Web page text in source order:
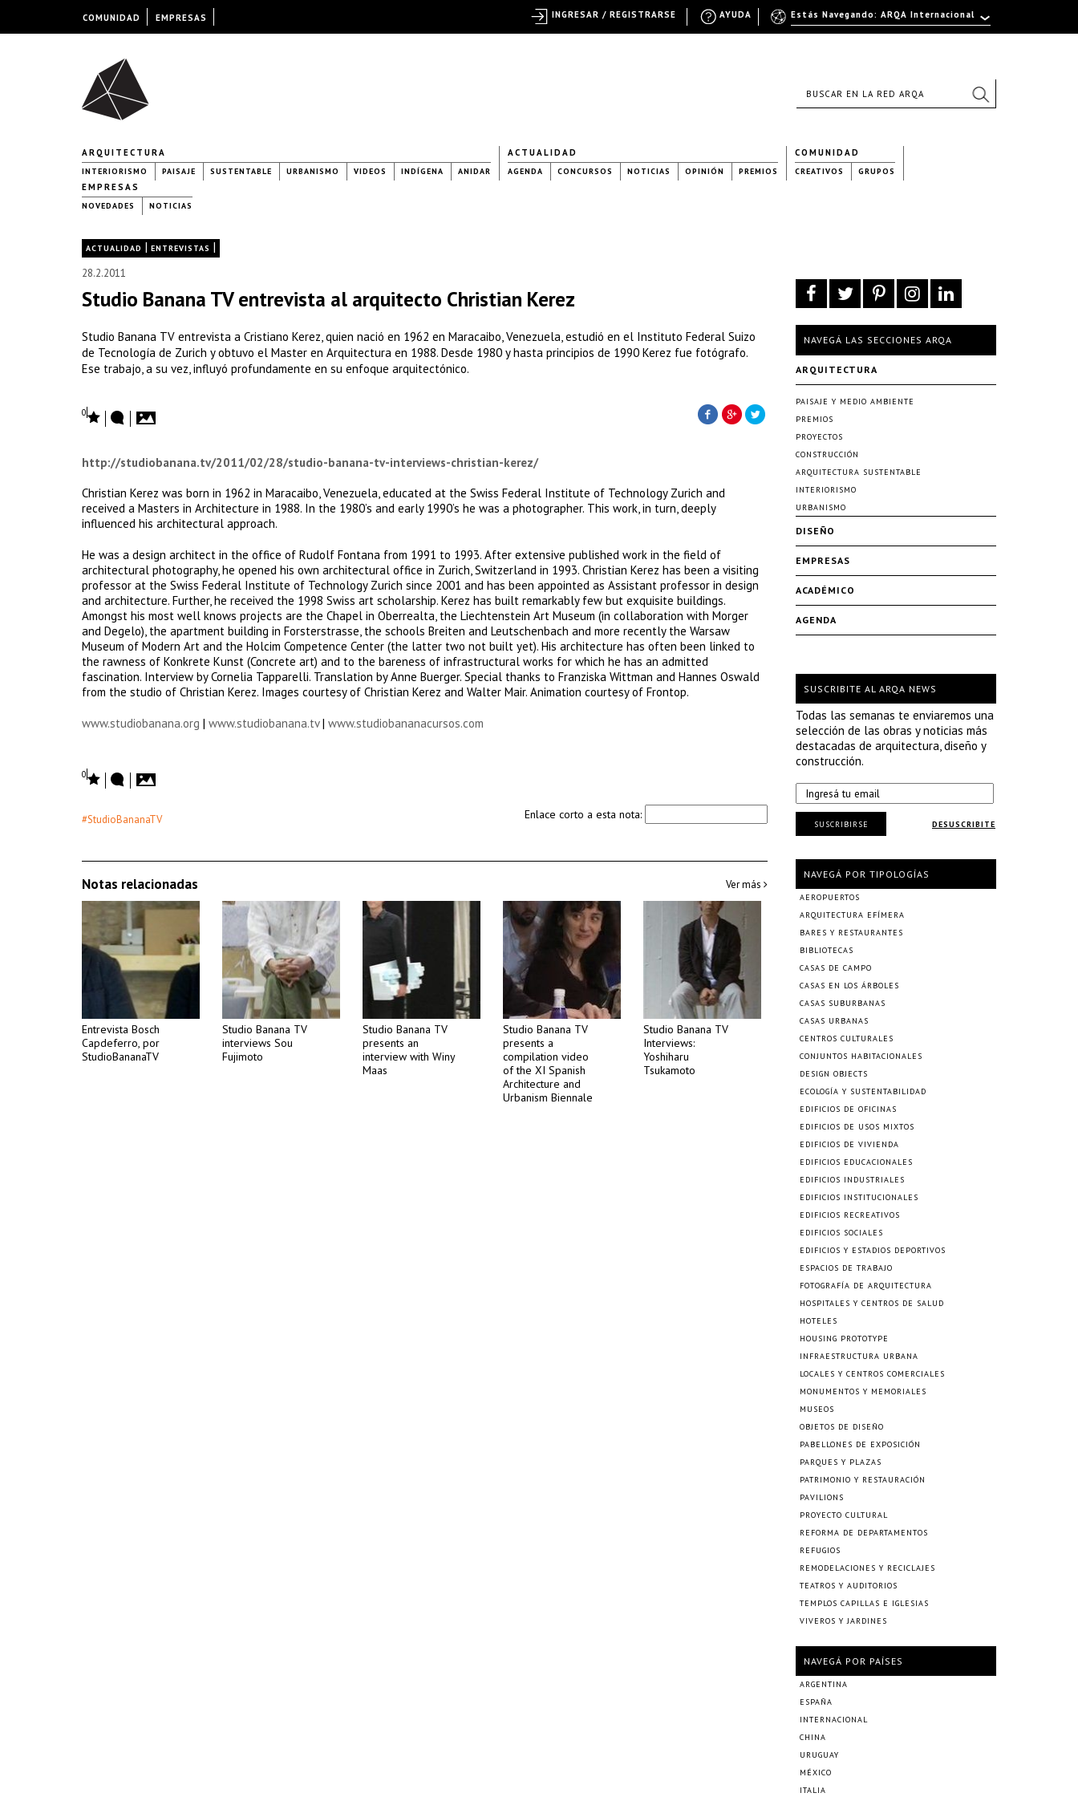
ARQUITECTURA
INTERIORISMO PAISAJE SUSTENTABLE URBANISMO VIDEOS INDÍGENA ANIDAR
ACTUALIDAD
AGENDA CONCURSOS NOTICIAS OPINIÓN PREMIOS
COMUNIDAD
CREATIVOS GRUPOS
EMPRESAS
NOVEDADES NOTICIAS
ACTUALIDAD | ENTREVISTAS |
28.2.2011
Studio Banana TV entrevista al arquitecto Christian Kerez
Studio Banana TV entrevista a Cristiano Kerez, quien nació en 1962 en Maracaibo, Venezuela, estudió en el Instituto Federal Suizo
de Tecnología de Zurich y obtuvo el Master en Arquitectura en 1988. Desde 1980 y hasta principios de 1990 Kerez fue fotógrafo.
Ese trabajo, a su vez, influyó profundamente en su enfoque arquitectónico.
0
http://studiobanana.tv/2011/02/28/studio-banana-tv-interviews-christian-kerez/
Christian Kerez was born in 1962 in Maracaibo, Venezuela, educated at the Swiss Federal Institute of Technology Zurich and
received a Masters in Architecture in 1988. In the 1980’s and early 1990’s he was a photographer. This work, in turn, deeply
influenced his architectural approach.
He was a design architect in the office of Rudolf Fontana from 1991 to 1993. After extensive published work in the field of
architectural photography, he opened his own architectural office in Zurich, Switzerland in 1993. Christian Kerez has been a visiting
professor at the Swiss Federal Institute of Technology Zurich since 2001 and has been appointed as Assistant professor in design
and architecture. Further, he received the 1998 Swiss art scholarship. Kerez has built remarkably few but exquisite buildings.
Amongst his most well knows projects are the Chapel in Oberrealta, the Liechtenstein Art Museum (in collaboration with Morger
and Degelo), the apartment building in Forsterstrasse, the schools Breiten and Leutschenbach and more recently the Warsaw
Museum of Modern Art and the Holcim Competence Center (the latter two not built yet). His architecture has often been linked to
the rawness of Konkrete Kunst (Concrete art) and to the bareness of infrastructural works for which he has an admitted
fascination. Interview by Cornelia Tapparelli. Translation by Anne Buerger. Special thanks to Franziska Wittman and Hannes Oswald
from the studio of Christian Kerez. Images courtesy of Christian Kerez and Walter Mair. Animation courtesy of Frontop.
www.studiobanana.org | www.studiobanana.tv| www.studiobananacursos.com
0
#StudioBananaTV Enlace corto a esta nota:
Notas relacionadas Ver más
Entrevista Bosch
Capdeferro, por
StudioBananaTV
Studio Banana TV
interviews Sou
Fujimoto
Studio Banana TV
presents an
interview with Winy
Maas
Studio Banana TV
presents a
compilation video
of the XI Spanish
Architecture and
Urbanism Biennale
Studio Banana TV
Interviews:
Yoshiharu
Tsukamoto
NAVEGÁ LAS SECCIONES ARQA
ARQUITECTURA
PAISAJE Y MEDIO AMBIENTE
PREMIOS
PROYECTOS
CONSTRUCCIÓN
ARQUITECTURA SUSTENTABLE
INTERIORISMO
URBANISMO
DISEÑO
EMPRESAS
ACADÉMICO
AGENDA
SUSCRIBITE AL ARQA NEWS
Todas las semanas te enviaremos una
selección de las obras y noticias más
destacadas de arquitectura, diseño y
construcción.
DESUSCRIBITE
SUSCRIBIRSE
NAVEGÁ POR TIPOLOGÍAS
AEROPUERTOS
ARQUITECTURA EFÍMERA
BARES Y RESTAURANTES
BIBLIOTECAS
CASAS DE CAMPO
CASAS EN LOS ÁRBOLES
CASAS SUBURBANAS
CASAS URBANAS
CENTROS CULTURALES
CONJUNTOS HABITACIONALES
DESIGN OBJECTS
ECOLOGÍA Y SUSTENTABILIDAD
EDIFICIOS DE OFICINAS
EDIFICIOS DE USOS MIXTOS
EDIFICIOS DE VIVIENDA
EDIFICIOS EDUCACIONALES
EDIFICIOS INDUSTRIALES
EDIFICIOS INSTITUCIONALES
EDIFICIOS RECREATIVOS
EDIFICIOS SOCIALES
EDIFICIOS Y ESTADIOS DEPORTIVOS
ESPACIOS DE TRABAJO
FOTOGRAFÍA DE ARQUITECTURA
HOSPITALES Y CENTROS DE SALUD
HOTELES
HOUSING PROTOTYPE
INFRAESTRUCTURA URBANA
LOCALES Y CENTROS COMERCIALES
MONUMENTOS Y MEMORIALES
MUSEOS
OBJETOS DE DISEÑO
PABELLONES DE EXPOSICIÓN
PARQUES Y PLAZAS
PATRIMONIO Y RESTAURACIÓN
PAVILIONS
PROYECTO CULTURAL
REFORMA DE DEPARTAMENTOS
REFUGIOS
REMODELACIONES Y RECICLAJES
TEATROS Y AUDITORIOS
TEMPLOS CAPILLAS E IGLESIAS
VIVEROS Y JARDINES
NAVEGÁ POR PAÍSES
ARGENTINA
ESPAÑA
INTERNACIONAL
CHINA
URUGUAY
MÉXICO
ITALIA
COMUNIDAD EMPRESAS Estás Navegando: ARQA Internacional
AYUDA
INGRESAR / REGISTRARSE